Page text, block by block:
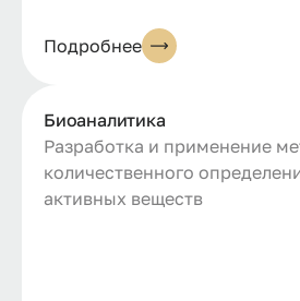
Подробнее
Биоаналитика
Разработка и применение
количественного
активных веществ